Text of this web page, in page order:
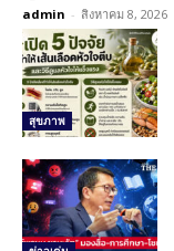
admin - สิงหาคม 8, 2026
สุขภาพ